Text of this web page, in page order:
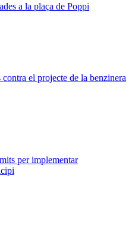
a la plaça de Poppi
el projecte de la benzinera
per implementar